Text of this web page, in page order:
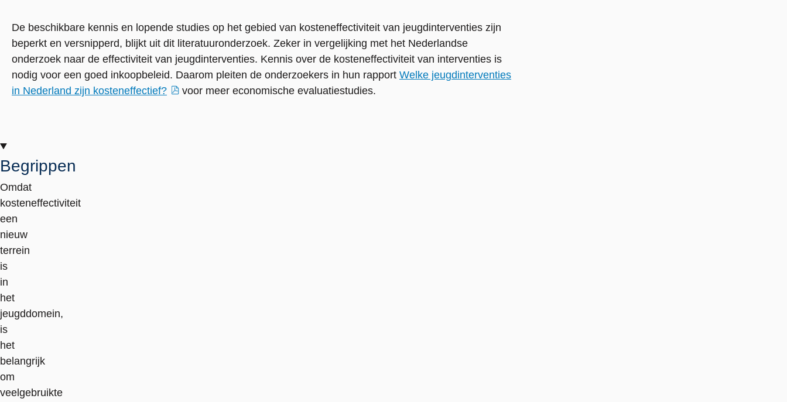
De beschikbare kennis en lopende studies op het gebied van kosteneffectiviteit van jeugdinterventies zijn
beperkt en versnipperd, blijkt uit dit literatuuronderzoek. Zeker in vergelijking met het Nederlandse
onderzoek naar de effectiviteit van jeugdinterventies. Kennis over de kosteneffectiviteit van interventies is
nodig voor een goed inkoopbeleid. Daarom pleiten de onderzoekers in hun rapport Welke jeugdinterventies
in Nederland zijn kosteneffectief?
voor meer economische evaluatiestudies.
Begrippen
Omdat
kosteneffectiviteit
een
nieuw
terrein
is
in
het
jeugddomein,
is
het
belangrijk
om
veelgebruikte